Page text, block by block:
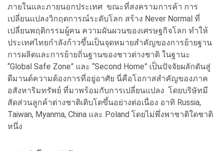
ภายในและภายนอกประเทศ ขณะที่สงครามการค้า การ
เปลี่ยนแปลงวิกฤตการณ์ระดับโลก สร้าง Never Normal ที่
เปลี่ยนพฤติกรรมผู้คน ความผันผวนของเศรษฐกิจโลก ทำให้
ประเทศไทยกำลังก้าวขึ้นเป็นจุดหมายสำคัญของการย้ายฐาน
การผลิตและการย้ายถิ่นฐานของชาวต่างชาติ ในฐานะ
“Global Safe Zone” และ “Second Home” เป็นปัจจัยผลักดันสู่
ดีมานด์ความต้องการที่อยู่อาศัย นี่คือโอกาสสำคัญของภาค
อสังหาริมทรัพย์ ที่มาพร้อมกับการเปลี่ยนแปลง โดยบริษัทมี
สัดส่วนลูกค้าต่างชาติเติบโตขึ้นอย่างต่อเนื่อง อาทิ Russia,
Taiwan, Myanma, China และ Poland โดยไม่พึ่งพาชาติใดชาติ
หนึ่ง